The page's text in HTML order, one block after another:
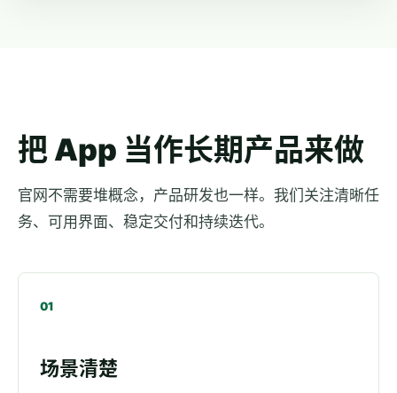
把 App 当作长期产品来做
官网不需要堆概念，产品研发也一样。我们关注清晰任
务、可用界面、稳定交付和持续迭代。
01
场景清楚